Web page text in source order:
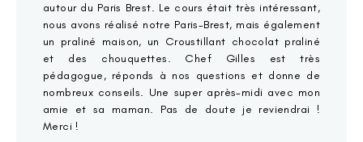
autour du Paris Brest. Le cours était très intéressant,
nous avons réalisé notre Paris-Brest, mais également
un praliné maison, un Croustillant chocolat praliné
et des chouquettes. Chef Gilles est très
pédagogue, réponds à nos questions et donne de
nombreux conseils. Une super après-midi avec mon
amie et sa maman. Pas de doute je reviendrai !
Merci !